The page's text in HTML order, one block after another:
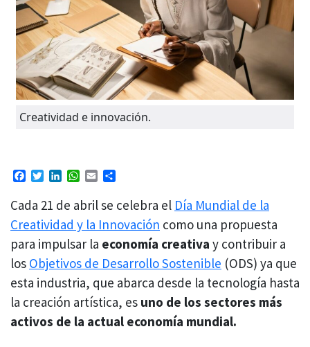
Creatividad e innovación.
Facebook
TwitterLinkedIn
WhatsApp
Email
Cada 21 de abril se celebra el Día Mundial de la
Creatividad y la Innovación como una propuesta
para impulsar la economía creativa y contribuir a
los Objetivos de Desarrollo Sostenible (ODS) ya que
esta industria, que abarca desde la tecnología hasta
la creación artística, es uno de los sectores más
activos de la actual economía mundial.